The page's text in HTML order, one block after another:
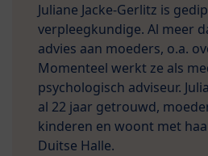
Juliane Jacke-Gerlitz is
verpleegkundige. Al meer
advies aan moeders, o.a.
Momenteel werkt ze als
psychologisch adviseur.
al 22 jaar getrouwd,
kinderen en woont met
Duitse Halle.